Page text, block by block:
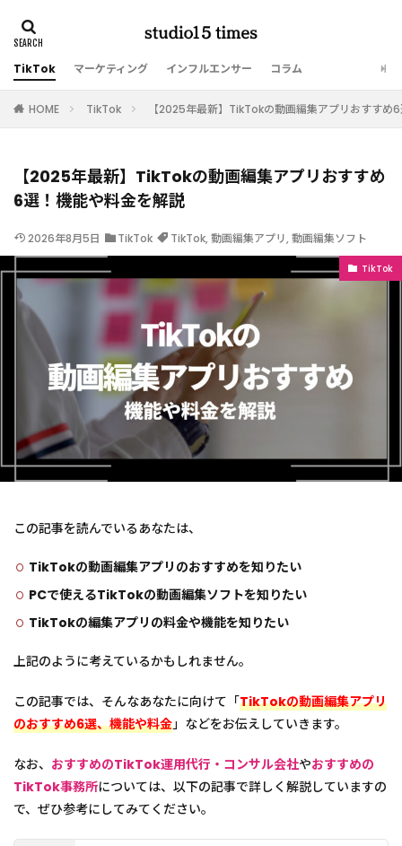
TikTok マーケティング インフルエンサー コラム
HOME TikTok 【2025年最新】TikTokの動画編集アプリおすすめ
【2025年最新】TikTokの動画編集アプリおすすめ
6選！機能や料金を解説
2026年8月5日 TikTok TikTok, 動画編集アプリ, 動画編集ソフト
TikTok
この記事を読んでいるあなたは、
TikTokの動画編集アプリのおすすめを知りたい
PCで使えるTikTokの動画編集ソフトを知りたい
TikTokの編集アプリの料金や機能を知りたい
上記のように考えているかもしれません。
この記事では、そんなあなたに向けて「TikTokの動画編集アプリ
のおすすめ6選、機能や料金」などをお伝えしていきます。
なお、 おすすめのTikTok運用代行・コンサル会社やおすすめの
TikTok事務所については、以下の記事で詳しく解説していますの
で、ぜひ参考にしてみてください。